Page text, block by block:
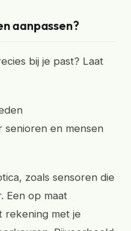
aanpassen?
bij je past? Laat
senioren en mensen
zoals sensoren die
Een op maat
rekening met je